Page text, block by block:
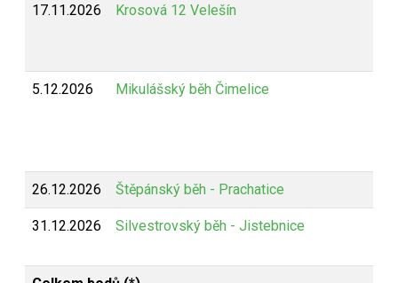
17.11.2026 Krosová 12 Velešín
5.12.2026 Mikulášský běh Čimelice
26.12.2026 Štěpánský běh - Prachatice
31.12.2026 Silvestrovský běh - Jistebnice